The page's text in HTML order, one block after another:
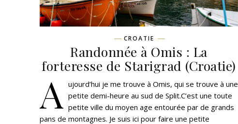
CROATIE
Randonnée à Omis : La
forteresse de Starigrad (Croatie)
A ujourd’hui je me trouve à Omis, qui se trouve à une
petite demi-heure au sud de Split.C’est une toute
petite ville du moyen age entourée par de grands
pans de montagnes. Je suis ici pour faire une petite